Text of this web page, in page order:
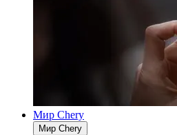
Мир Chery
Мир Chery